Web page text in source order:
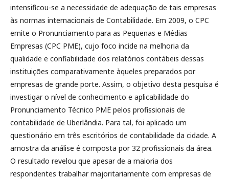
intensificou-se a necessidade de adequação de tais empresas
às normas internacionais de Contabilidade. Em 2009, o CPC
emite o Pronunciamento para as Pequenas e Médias
Empresas (CPC PME), cujo foco incide na melhoria da
qualidade e confiabilidade dos relatórios contábeis dessas
instituições comparativamente àqueles preparados por
empresas de grande porte. Assim, o objetivo desta pesquisa é
investigar o nível de conhecimento e aplicabilidade do
Pronunciamento Técnico PME pelos profissionais de
contabilidade de Uberlândia. Para tal, foi aplicado um
questionário em três escritórios de contabilidade da cidade. A
amostra da análise é composta por 32 profissionais da área.
O resultado revelou que apesar de a maioria dos
respondentes trabalhar majoritariamente com empresas de